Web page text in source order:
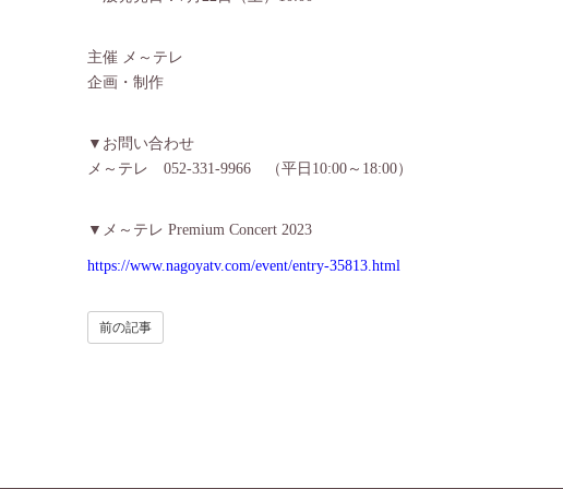
主催 メ～テレ
企画・制作
▼お問い合わせ
メ～テレ 052-331-9966 （平日10:00～18:00）
▼メ～テレ Premium Concert 2023
https://www.nagoyatv.com/event/entry-35813.html
前の記事